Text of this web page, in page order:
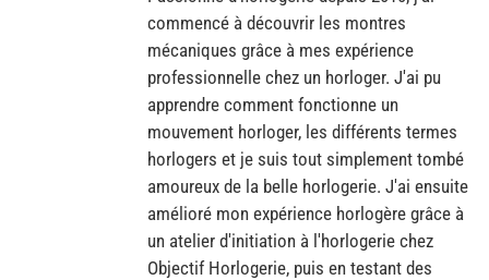
commencé à découvrir les montres
mécaniques grâce à mes expérience
professionnelle chez un horloger. J'ai pu
apprendre comment fonctionne un
mouvement horloger, les différents termes
horlogers et je suis tout simplement tombé
amoureux de la belle horlogerie. J'ai ensuite
amélioré mon expérience horlogère grâce à
un atelier d'initiation à l'horlogerie chez
Objectif Horlogerie, puis en testant des